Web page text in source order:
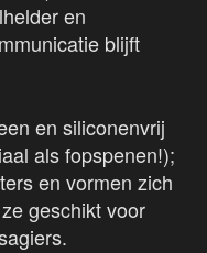
en
blijft
en siliconenvrij
als fopspenen!);
en vormen zich
geschikt voor